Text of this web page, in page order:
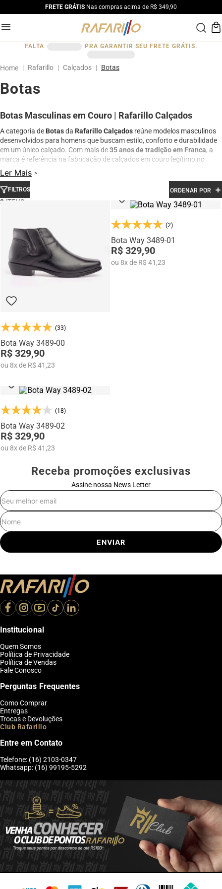
FRETE GRÁTIS Nas compras acima de R$ 349,90
FALTA PRA GARANTIR SEU FRETE GRÁTIS.
Rafarillo Calçados Botas
Botas
Botas Masculinas em Couro | Rafarillo Calçados
A categoria de Botasda Rafarillo Calçados reúne modelos masculinos
desenvolvidos para homens que buscam estilo, conforto e durabilidade
em um único calçado. Com mais de35 anos de tradição em Franca, a
marca é referência na fabricação de calçados em couro legítimo no
Brasil.
As botasRafarillo
combinam design moderno, acabamento premium e
materiais de alta qualidade, sendo ideais para compor looks casuais e
sociais com personalidade. São modelos versáteis que oferecem
excelente conforto para o dia a dia, além de resistência para diferentes
Produzidas comcouro legítimo
garantem melhor ajuste aos pés, durabilidade e sofisticação. Alguns
modelos também se conectam à linhaRafarillo Alth
com tecnologia de elevação interna para quem deseja mais altura com
discrição.
Ler Mais
FILTROS ORDENAR POR
3
(33)
Bota Way 3489-00
R$ 329,90
ou 8xde R$ 41,23
(2)
Bota Way 3489-01
R$ 329,90
ou 8xde R$ 41,23
(18)
Bota Way 3489-02
R$ 329,90
ou 8xde R$ 41,23
Receba promoções exclusivas
Assine nossa News Letter
ENVIAR
Institucional
Quem Somos
Política de Privacidade
Política de Vendas
Fale Conosco
Perguntas Frequentes
Como Comprar
Entregas
Trocas e Devoluções
Club Rafarillo
Entre em Contato
Telefone: (16) 2103-0347
Whatsapp: (16) 99195-5292